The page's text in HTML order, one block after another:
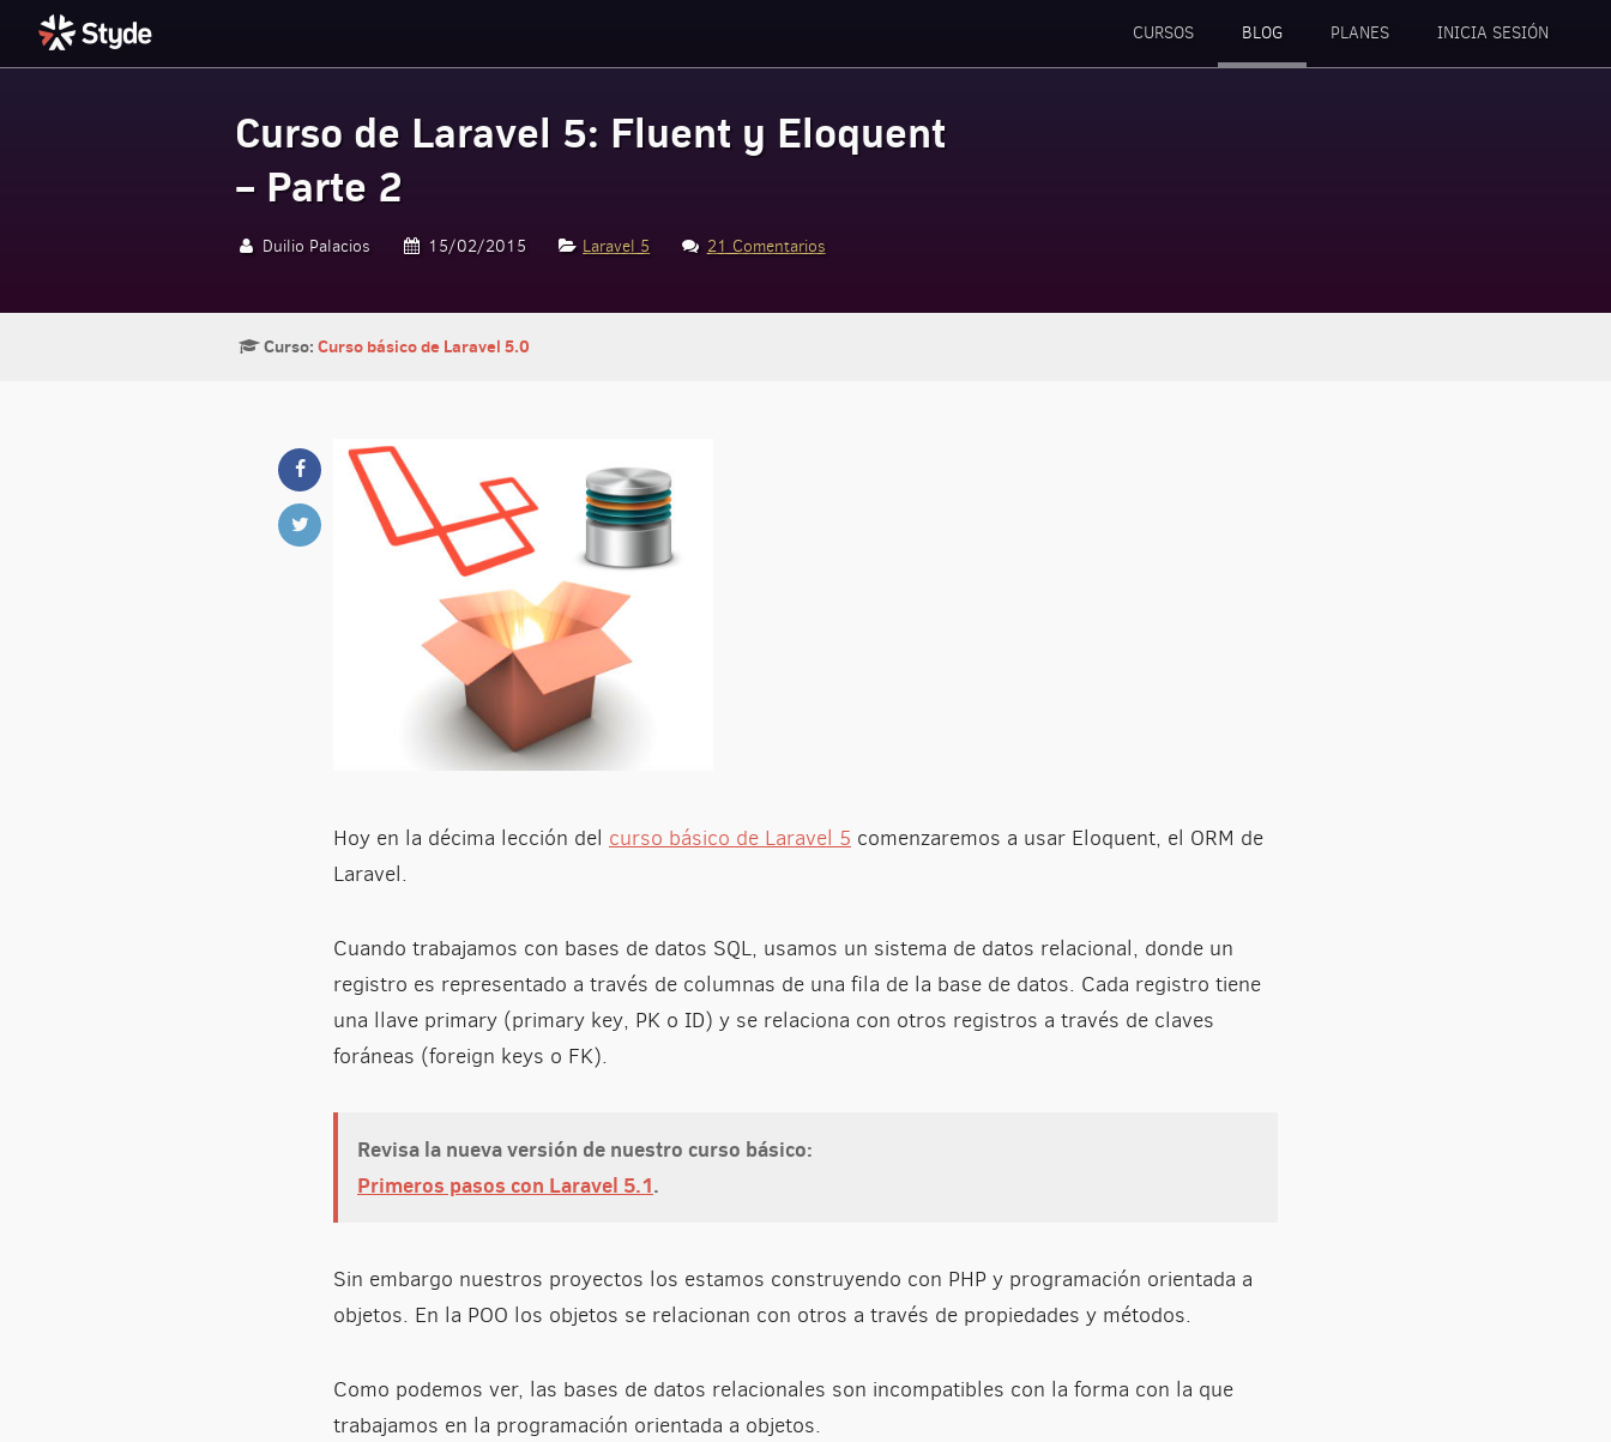
Styde.net
CURSOS BLOG PLANES INICIA SESIÓN
Curso de Laravel 5: Fluent y Eloquent
– Parte 2
Duilio Palacios 15/02/2015 Laravel 5 21 Comentarios
Curso:Curso básico de Laravel 5.0
Hoy en la décima lección del curso básico de Laravel 5 comenzaremos a usar Eloquent, el ORM de
Laravel.
Cuando trabajamos con bases de datos SQL, usamos un sistema de datos relacional, donde un
registro es representado a través de columnas de una fila de la base de datos. Cada registro tiene
una llave primary (primary key, PK o ID) y se relaciona con otros registros a través de claves
foráneas (foreign keys o FK).
Revisa la nueva versión de nuestro curso básico:
Primeros pasos con Laravel 5.1.
Sin embargo nuestros proyectos los estamos construyendo con PHP y programación orientada a
objetos. En la POO los objetos se relacionan con otros a través de propiedades y métodos.
Como podemos ver, las bases de datos relacionales son incompatibles con la forma con la que
trabajamos en la programación orientada a objetos.